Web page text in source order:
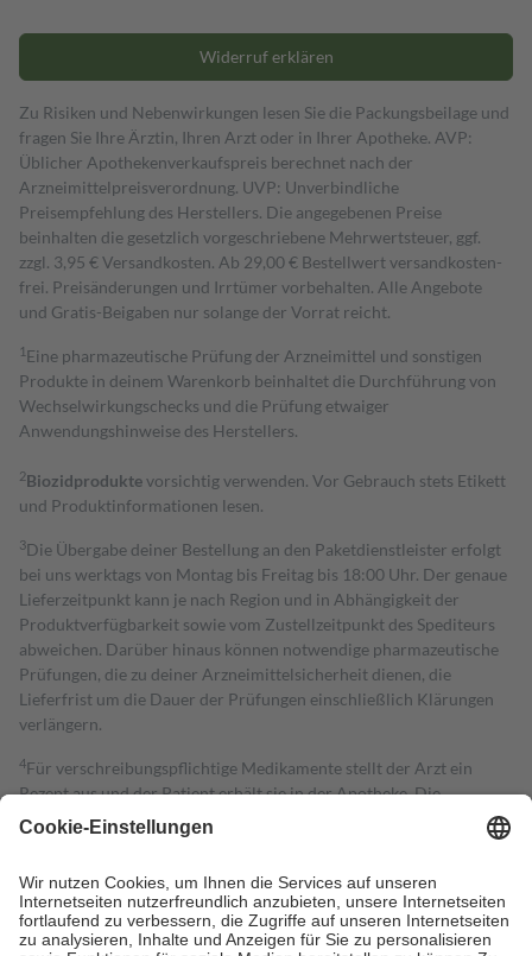
Widerruf erklären
Zu Risiken und Nebenwirkungen lesen Sie die Packungsbeilage und
fragen Sie Ihre Ärztin, Ihren Arzt oder in Ihrer Apotheke. AVP:
Üblicher Apothekenverkaufspreis berechnet nach der
Arzneimittelpreisverordnung. UVP: Unverbindliche
Preisempfehlung des Herstellers. Die angegebenen Preise
beinhalten die gesetzlich vorgeschriebene Mehrwertsteuer, ggf.
zzgl. 3,95 € Versandkosten. Ab 29,00 € Bestell­wert versand­kosten­
frei. Preisänderungen und Irrtümer vorbehalten. Alle Angebote
und Gratis-Beigaben nur solange der Vorrat reicht.
1 Eine pharmazeutische Prüfung der Arzneimittel und sonstigen
Produkte in deinem Warenkorb beinhaltet die Durchführung von
Wechselwirkungschecks und die Prüfung etwaiger
Anwendungshinweise des Herstellers.
2Biozidproduktevorsichtig verwenden. Vor Gebrauch stets Etikett
und Produktinformationen lesen.
3Die Übergabe deiner Bestellung an den Paketdienstleister erfolgt
bei uns werktags von Montag bis Freitag bis 18:00 Uhr. Der genaue
Lieferzeitpunkt kann je nach Region und in Abhängigkeit der
Produktverfügbarkeit sowie vom Zustellzeitpunkt des Spediteurs
abweichen. Darüber hinaus können notwendige pharmazeutische
Prüfungen, die zu deiner Arzneimittelsicherheit dienen, die
Lieferfrist um die Dauer der Prüfungen einschließlich Klärungen
verlängern.
4Für verschreibungspflichtige Medikamente stellt der Arzt ein
Rezept aus und der Patient erhält sie in der Apotheke. Die
gesetzliche Krankenversicherung übernimmt in der Regel die
Kosten dafür, der Versicherte trägt einen Teil davon als Zuzahlung
Grundsätzlich leisten Mitglieder Zuzahlungen in Höhe von zehn
Prozent des Abgabepreises,mindestens jedochfünf Euround
höchstens zehn Euro.Es sind jedoch nie mehr als die tatsächlichen